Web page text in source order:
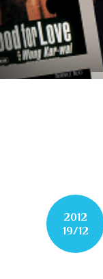
2012
19/12